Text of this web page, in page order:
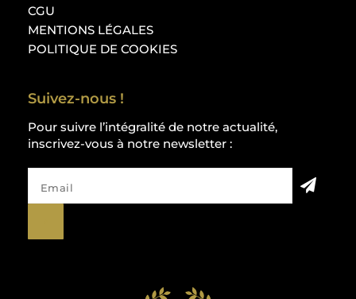
CGU
MENTIONS LÉGALES
POLITIQUE DE COOKIES
Suivez-nous !
Pour suivre l’intégralité de notre actualité,
inscrivez-vous à notre newsletter :